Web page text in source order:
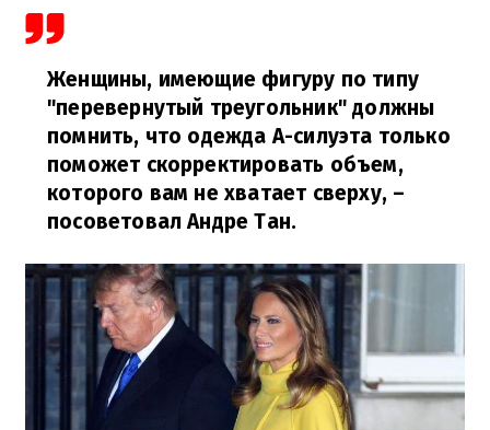
Женщины, имеющие фигуру по типу
"перевернутый треугольник" должны
помнить, что одежда А-силуэта только
поможет скорректировать объем,
которого вам не хватает сверху, –
посоветовал Андре Тан.